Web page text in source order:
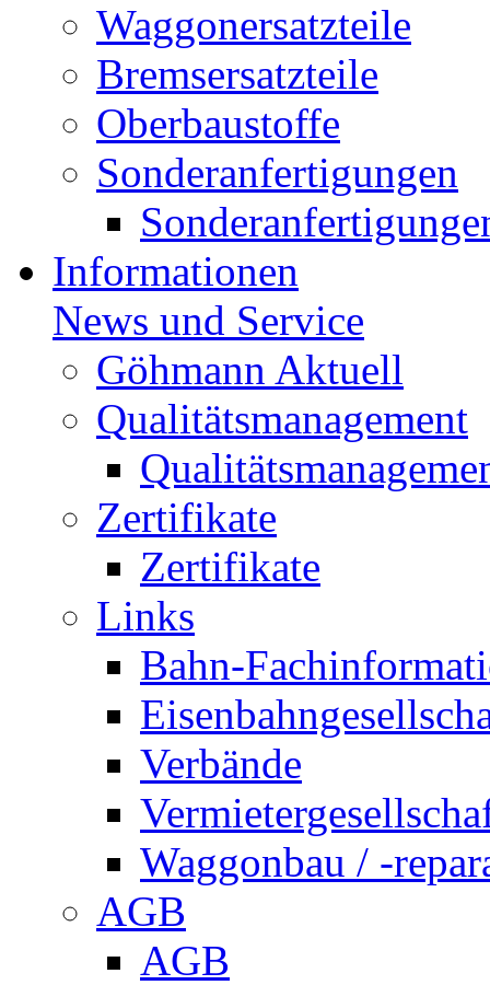
Waggonersatzteile
Bremsersatzteile
Oberbaustoffe
Sonderanfertigungen
Informationen
News und Service
Göhmann Aktuell
Qualitätsmanagement
Zertifikate
Zertifikate
Links
Bahn-
Verbände
Waggonbau / -
AGB
AGB